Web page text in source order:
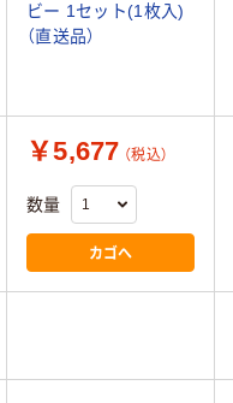
ビー 1セット(1枚入)
（直送品）
￥5,677 （税込）
数量
カゴへ